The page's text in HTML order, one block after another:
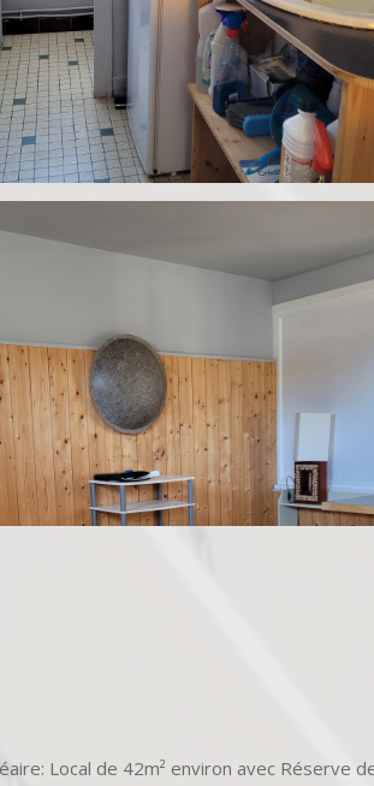
Local de 42m² environ avec Réserve